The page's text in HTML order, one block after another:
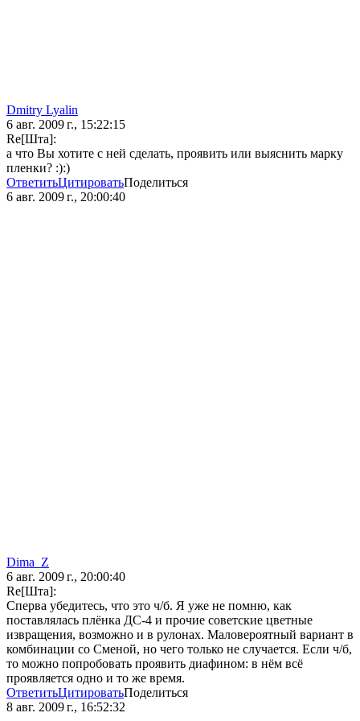
Dmitry Lyalin
6 авг. 2009 г., 15:22:15
Re[Шта]:
а что Вы хотите с ней сделать, проявить или выяснить марку
пленки? :):)
ОтветитьЦитироватьПоделиться
6 авг. 2009 г., 20:00:40
Dima_Z
6 авг. 2009 г., 20:00:40
Re[Шта]:
Сперва убедитесь, что это ч/б. Я уже не помню, как
поставлялась плёнка ДС-4 и прочие советские цветные
извращения, возможно и в рулонах. Маловероятный вариант в
комбинации со Сменой, но чего только не случается. Если ч/б,
то можно попробовать проявить диафином: в нём всё
проявляется одно и то же время.
ОтветитьЦитироватьПоделиться
8 авг. 2009 г., 16:52:32